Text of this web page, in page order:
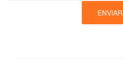
ENVIAR